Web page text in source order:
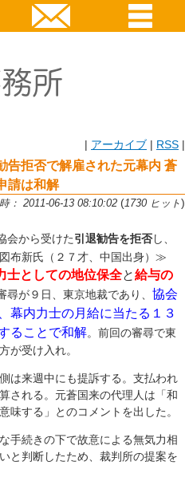
| アーカイブ | RSS |
拒否で解雇された元幕内 蒼
請は和解
： 2011-06-13 08:10:02 (1730 ヒット)
会から受けた引退勧告を拒否し、
布新氏（２７才、中国出身）≫
士としての地位保全と給与の
尋が９日、東京地裁であり、 協会
幕内力士の月給に当たる１３
ることで和解。前回の審尋で東
が受け入れ。
は来週中にも提訴する。支払われ
される。元蒼国来の代理人は「和
味する」とのコメントを出した。
手続きの下で故意による無気力相
と判断したため、裁判所の提案を